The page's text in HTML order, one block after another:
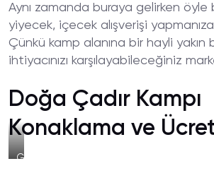
Alanı
Deniz
Kıyısı
Doğal
Taş
Aynı zamanda buraya gelirken öyle
yiyecek, içecek alışverişi
Çünkü kamp alanına bir hayli yakın
ihtiyacınızı karşılayabileceğiniz
Doğa Çadır Kampı
Konaklama ve
Gezilecek